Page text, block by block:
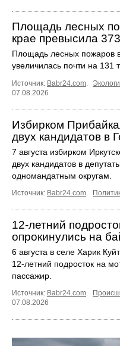
Площадь лесных
крае превысила
Площадь лесных пожаров
увеличилась почти на 131
Источник: Babr24.com
07.08.2026
Избирком
двух кандидатов в
7 августа избирком
двух кандидатов в
одномандатным округам.
Источник: Babr24.com
12‑летний
опрокинулись на
6 августа в селе Харик
12‑летний подросток на
пассажир.
Источник: Babr24.com
07.08.2026